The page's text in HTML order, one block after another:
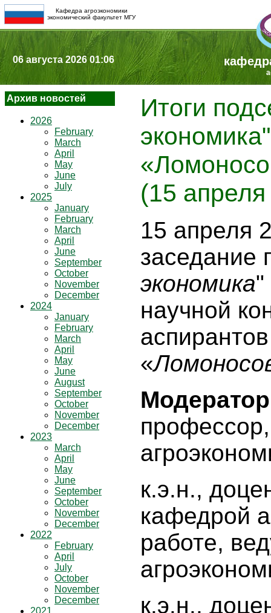
Кафедра агроэкономики
экономический факультет МГУ
06 августа 2026 01:06
Архив новостей
2026
February
March
April
May
June
July
2025
January
February
March
April
June
September
October
November
December
2024
January
February
March
April
May
June
August
September
October
November
December
2023
March
April
May
June
September
October
November
December
2022
February
April
July
October
November
December
2021
Итоги
(15
15 апреля
заседание
экономика"
научной
«
к.э.н.,
кафедрой
работе,
к.э.н.,